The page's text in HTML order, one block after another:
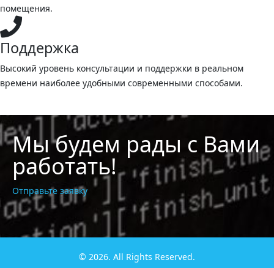
помещения.
Поддержка
Высокий уровень консультации и поддержки в реальном
времени наиболее удобными современными способами.
Мы будем рады с Вами
работать!
Отправьте заявку
© 2026. All Rights Reserved.